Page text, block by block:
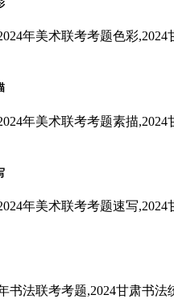
年美术联考考题色彩,2024
年美术联考考题素描,2024
年美术联考考题速写,2024
书法联考考题,2024甘肃书法